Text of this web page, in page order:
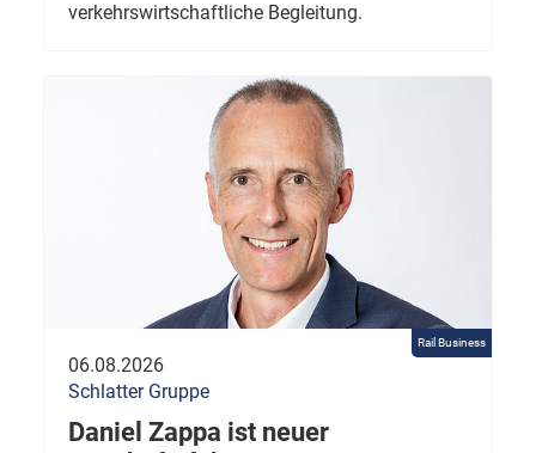
verkehrswirtschaftliche Begleitung.
Rail Business
06.08.2026
Schlatter Gruppe
Daniel Zappa ist neuer